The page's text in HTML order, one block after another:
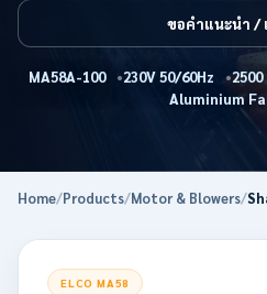
ขอคำแนะนำ /
MA58A-100 230V 50/60Hz
Aluminium
Home/Products/Motor & Blowers/
ELCO MA58